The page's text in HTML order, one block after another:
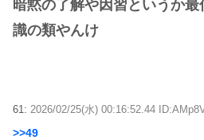
暗黙の了解や因習というか
識の類やんけ
61: 2026/02/25(水) 00:16:52.44
>>49